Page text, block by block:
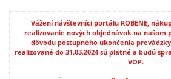
Vážení návštevníci portálu ROBENE,
realizovanie nových objednávok na našom
dôvodu postupného ukončenia
realizované do 31.03.2024 sú platné a budú
VOP.